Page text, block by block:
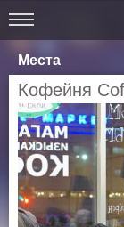
Места
Кофейня